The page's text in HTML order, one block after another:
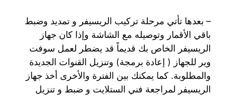
– بعدها تأتي مرحلة تركيب الريسيفر و تمديد وضبط
باقي الأقمار وتوصيله مع الشاشة وإذا كان جهاز
الريسيفر الخاص بك قديماً قد يضطر لعمل سوفت
وير للجهاز ( إعادة برمجة) وتنزيل القنوات الجديدة
والمطلوبة. كما يمكنك بين الفترة والأخرى أخذ جهاز
الريسيفر لمراجعة فني الستلايت و ضبط و تنزيل